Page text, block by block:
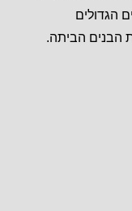
הגדולים
הבנים הביתה.